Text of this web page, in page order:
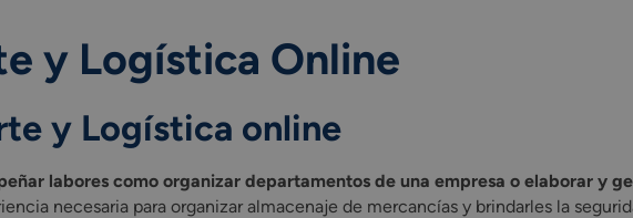
y Logística Online
y Logística online
labores como organizar departamentos de una empresa o elaborar y
necesaria para organizar almacenaje de mercancías y brindarles la